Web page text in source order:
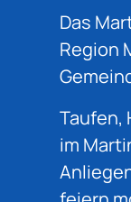
Das
Region
Taufen,
im